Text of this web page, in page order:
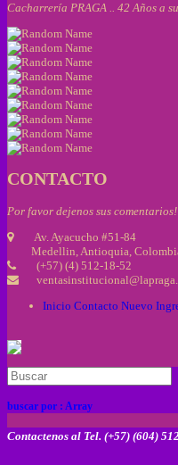
Cacharrería PRAGA .. 42 Años a
CONTACTO
Por favor dejenos sus comentarios!
Av. Ayacucho #51-84
Medellin, Antioquia,
(+57) (4) 512-18-52
Inicio Contacto Nuevo
buscar por : Array
Contactenos al Tel. (+57) (604)